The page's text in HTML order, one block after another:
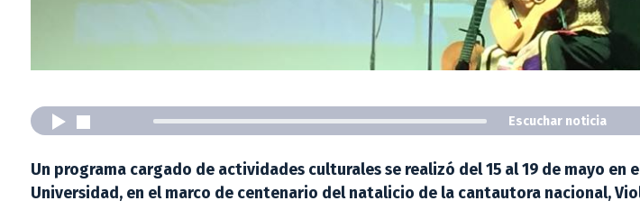
Escuchar noticia
Un programa cargado de actividades culturales se realizó del 15 al 19 de mayo en
Universidad, en el marco de centenario del natalicio de la cantautora nacional,